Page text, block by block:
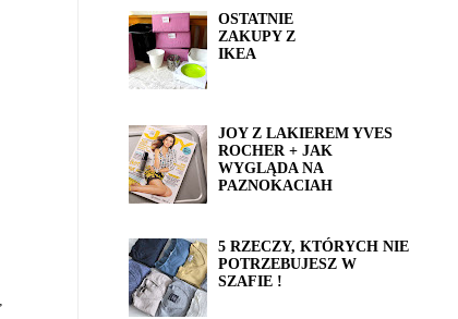
OSTATNIE
ZAKUPY Z
IKEA
JOY Z LAKIEREM YVES
ROCHER + JAK
WYGLĄDA NA
PAZNOKACIAH
5 RZECZY, KTÓRYCH NIE
POTRZEBUJESZ W
SZAFIE !